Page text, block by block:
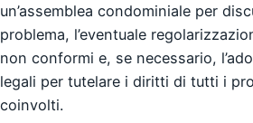
un’assemblea condominiale per
problema, l’eventuale
non conformi e, se necessario,
legali per tutelare i diritti di tutti i
coinvolti.